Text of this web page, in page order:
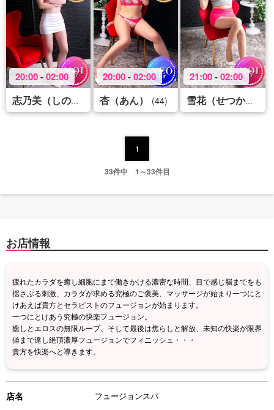
20:00-02:00
志乃美（しのみ） (43)
20:00-02:00
杏（あん） (44)
21:00-02:00
雪花（せつか）
1
33件中 1～33件目
お店情報
疲れたカラダを癒し細胞にまで働きかける濃密な時間、目で感じ脳までをも
揺さぶる刺激、カラダが求める究極のご褒美、マッサージが始まり一つにと
けあえば貴方とセラピストのフュージョンが始まります。
一つにとけあう究極の快楽フュージョン。
癒しとエロスの無限ループ、そして最後は焦らしと解放、未知の快楽が限界
値まで達し絶頂濃厚フュージョンでフィニッシュ・・・
貴方を快楽へと導きます。
店名 フュージョンスパ